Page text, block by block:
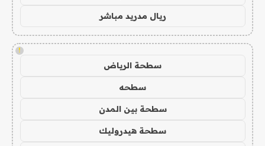
ريال مدريد مباشر
!
سطحة الرياض
سطحه
سطحة بين المدن
سطحة هيدروليك